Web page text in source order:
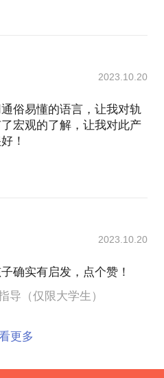
2023.10.20
俗易懂的语言，让我对轨
宏观的了解，让我对此产
！
2023.10.20
确实有启发，点个赞！
导（仅限大学生）
更多